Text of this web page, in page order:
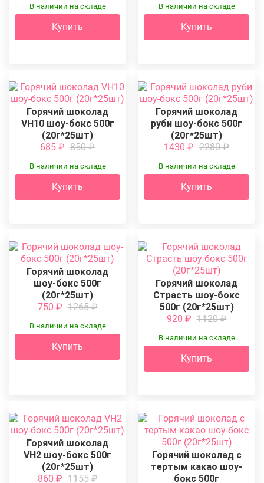
В наличии на складе
Купить
В наличии на складе
Купить
Горячий шоколад
VH10 шоу-бокс 500г
(20г*25шт)
685 ₽ 850₽
В наличии на складе
Купить
Горячий шоколад
руби шоу-бокс 500г
(20г*25шт)
1430 ₽ 2280₽
В наличии на складе
Купить
Горячий шоколад
шоу-бокс 500г
(20г*25шт)
750 ₽ 1265₽
В наличии на складе
Купить
Горячий шоколад
Страсть шоу-бокс
500г (20г*25шт)
920 ₽ 1120₽
В наличии на складе
Купить
Горячий шоколад
VH2 шоу-бокс 500г
(20г*25шт)
860 ₽ 1155₽
Горячий шоколад с
тертым какао шоу-
бокс 500г